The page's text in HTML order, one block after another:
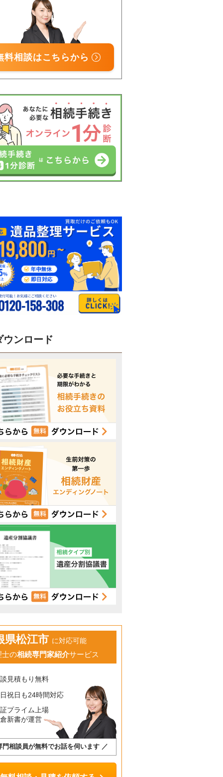
料相談はこちらから
ウンロード
県松江市 に対応可能
士の相続専門家紹介サービス
見積もり無料
祝日も24時間対応
プライム上場
新書が運営
門相談員が無料でお話を伺います ／